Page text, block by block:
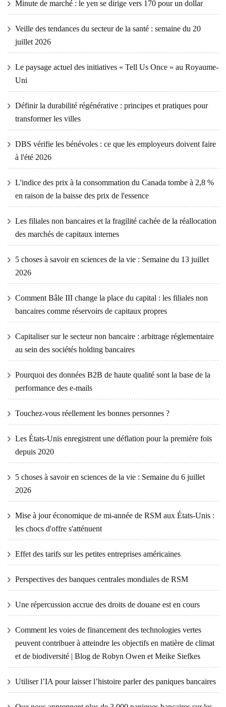
Minute de marché : le yen se dirige vers 170 pour un dollar
Veille des tendances du secteur de la santé : semaine du 20
juillet 2026
Le paysage actuel des initiatives « Tell Us Once » au Royaume-
Uni
Définir la durabilité régénérative : principes et pratiques pour
transformer les villes
DBS vérifie les bénévoles : ce que les employeurs doivent faire
à l'été 2026
L'indice des prix à la consommation du Canada tombe à 2,8 %
en raison de la baisse des prix de l'essence
Les filiales non bancaires et la fragilité cachée de la réallocation
des marchés de capitaux internes
5 choses à savoir en sciences de la vie : Semaine du 13 juillet
2026
Comment Bâle III change la place du capital : les filiales non
bancaires comme réservoirs de capitaux propres
Capitaliser sur le secteur non bancaire : arbitrage réglementaire
au sein des sociétés holding bancaires
Pourquoi des données B2B de haute qualité sont la base de la
performance des e-mails
Touchez-vous réellement les bonnes personnes ?
Les États-Unis enregistrent une déflation pour la première fois
depuis 2020
5 choses à savoir en sciences de la vie : Semaine du 6 juillet
2026
Mise à jour économique de mi-année de RSM aux États-Unis :
les chocs d'offre s'atténuent
Effet des tarifs sur les petites entreprises américaines
Perspectives des banques centrales mondiales de RSM
Une répercussion accrue des droits de douane est en cours
Comment les voies de financement des technologies vertes
peuvent contribuer à atteindre les objectifs en matière de climat
et de biodiversité | Blog de Robyn Owen et Meike Siefkes
Utiliser l’IA pour laisser l’histoire parler des paniques bancaires